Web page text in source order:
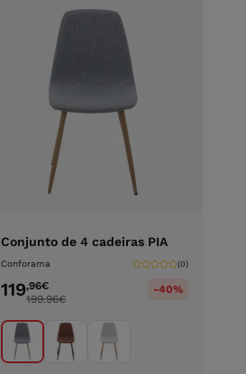
Conjunto de 4 cadeiras PIA
Conforama (0)
119,96€
199.96€
-40%